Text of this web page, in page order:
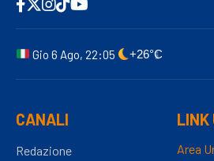
Gio 6 Ago, 22:05 +26°C
CANALI
Redazione
LINK
Area